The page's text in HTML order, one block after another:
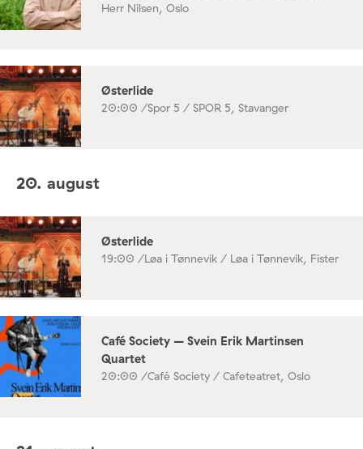
Herr Nilsen, Oslo
Østerlide
20:00 /Spor 5 / SPOR 5, Stavanger
20. august
Østerlide
19:00 /Løa i Tønnevik / Løa i Tønnevik, Fister
Café Society – Svein Erik Martinsen
Quartet
20:00 /Café Society / Cafeteatret, Oslo